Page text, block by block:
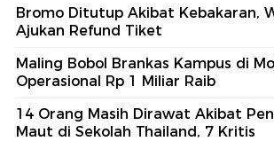
Bromo Ditutup Akibat Kebakaran,
Ajukan Refund Tiket
Maling Bobol Brankas Kampus di
Operasional Rp 1 Miliar Raib
14 Orang Masih Dirawat Akibat
Maut di Sekolah Thailand, 7 Kritis